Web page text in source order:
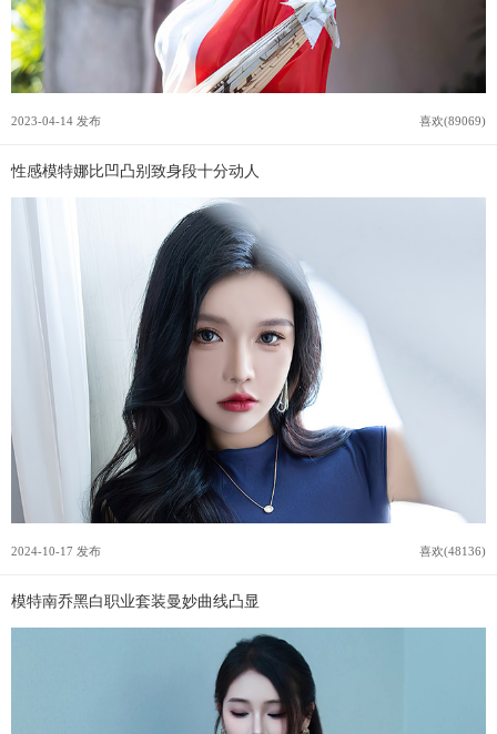
2023-04-14 发布 喜欢(89069)
性感模特娜比凹凸别致身段十分动人
2024-10-17 发布 喜欢(48136)
模特南乔黑白职业套装曼妙曲线凸显